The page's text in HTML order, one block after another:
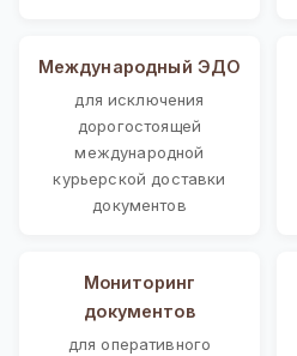
Международный ЭДО
для исключения
дорогостоящей
международной
курьерской доставки
документов
Мониторинг
документов
для оперативного